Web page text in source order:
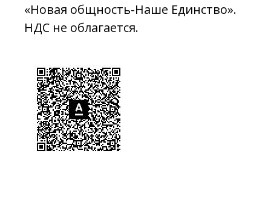
«Новая общность-Наше Единство».
НДС не облагается.